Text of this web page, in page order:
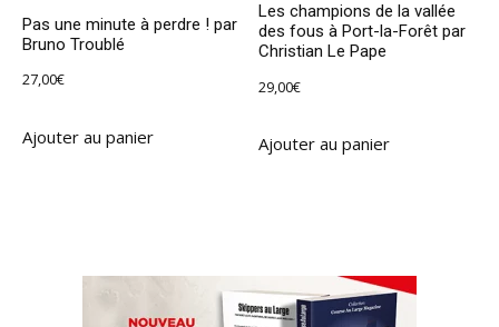
Pas une minute à perdre ! par
Bruno Troublé
27,00€
Ajouter au panier
Les champions de la vallée
des fous à Port-la-Forêt par
Christian Le Pape
29,00€
Ajouter au panier